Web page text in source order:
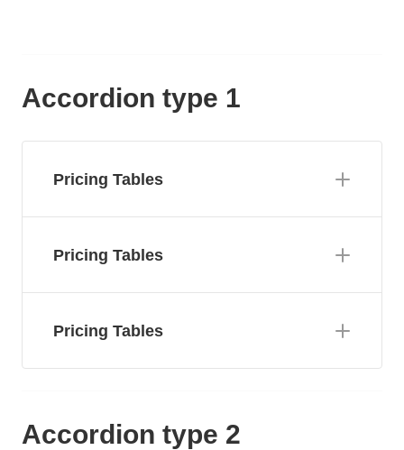
Accordion type 1
Pricing Tables
Pricing Tables
Pricing Tables
Accordion type 2